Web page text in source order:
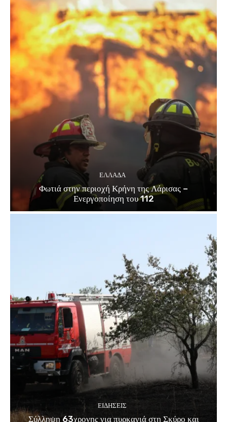
ΕΛΛΑΔΑ
Φωτιά στην περιοχή Κρήνη της Λάρισας –
Ενεργοποίηση του 112
ΕΙΔΗΣΕΙΣ
Σύλληψη 63χρονης για πυρκαγιά στη Σκύρο και